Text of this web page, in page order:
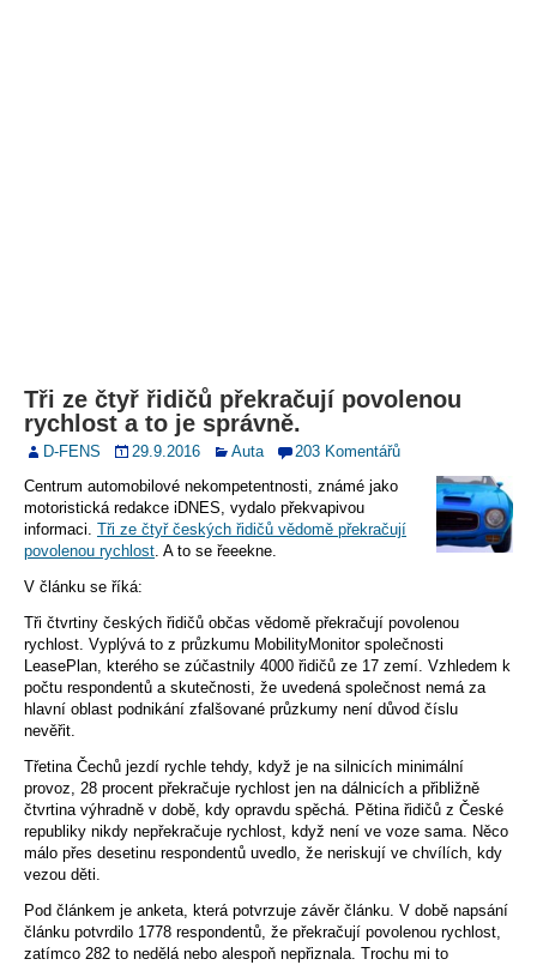
Tři ze čtyř řidičů překračují povolenou
rychlost a to je správně.
D-FENS 29.9.2016 Auta
203 Komentářů
Centrum automobilové nekompetentnosti, známé jako
motoristická redakce iDNES, vydalo překvapivou
informaci. Tři ze čtyř českých řidičů vědomě překračují
povolenou rychlost . A to se řeeekne.
V článku se říká:
Tři čtvrtiny českých řidičů občas vědomě překračují povolenou
rychlost. Vyplývá to z průzkumu MobilityMonitor společnosti
LeasePlan, kterého se zúčastnily 4000 řidičů ze 17 zemí. Vzhledem k
počtu respondentů a skutečnosti, že uvedená společnost nemá za
hlavní oblast podnikání zfalšované průzkumy není důvod číslu
nevěřit.
Třetina Čechů jezdí rychle tehdy, když je na silnicích minimální
provoz, 28 procent překračuje rychlost jen na dálnicích a přibližně
čtvrtina výhradně v době, kdy opravdu spěchá. Pětina řidičů z České
republiky nikdy nepřekračuje rychlost, když není ve voze sama. Něco
málo přes desetinu respondentů uvedlo, že neriskují ve chvílích, kdy
vezou děti.
Pod článkem je anketa, která potvrzuje závěr článku. V době napsání
článku potvrdilo 1778 respondentů, že překračují povolenou rychlost,
zatímco 282 to nedělá nebo alespoň nepřiznala. Trochu mi to